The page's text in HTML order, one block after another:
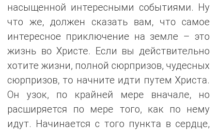
насыщенной интересными событиями. Ну
что же, должен сказать вам, что самое
интересное приключение на земле – это
жизнь во Христе. Если вы действительно
хотите жизни, полной сюрпризов, чудесных
сюрпризов, то начните идти путем Христа.
Он узок, по крайней мере вначале, но
расширяется по мере того, как по нему
идут. Начинается с того пункта в сердце,